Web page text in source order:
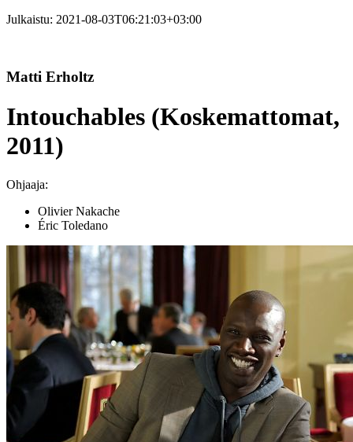
Julkaistu: 2021-08-03T06:21:03+03:00
Matti Erholtz
Intouchables (Koskemattomat,
2011)
Ohjaaja:
Olivier Nakache
Éric Toledano